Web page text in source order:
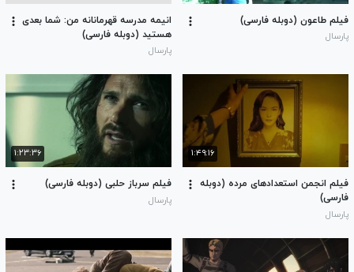
فیلم طاعون (دوبله فارسی)
پارسال
انیمه مدرسه قهرمانانه من: شما بعدی
هستید (دوبله فارسی)
پارسال
۱:۴۹:۱۶
فیلم انجمن استعدادهای مرده (دوبله
فارسی)
پارسال
۱:۲۳:۳۶
فیلم سرباز حلبی (دوبله فارسی)
پارسال